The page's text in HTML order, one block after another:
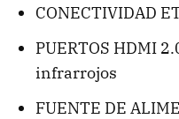
CONECTIVIDAD
PUERTOS HDMI
infrarrojos
FUENTE DE